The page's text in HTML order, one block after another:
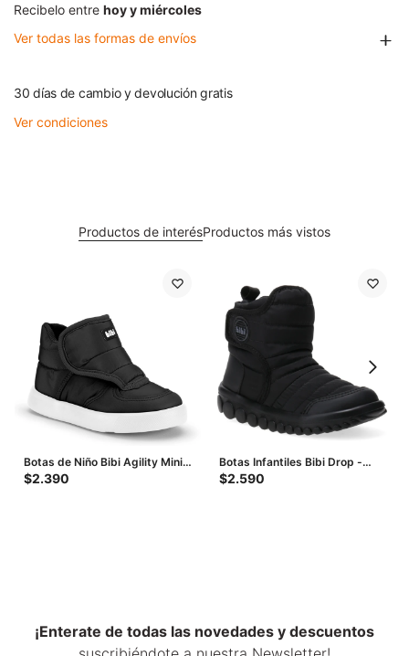
Recibelo entre hoy y miércoles
Ver todas las formas de envíos
30 días de cambio y devolución gratis
Ver condiciones
Productos de interésProductos más vistos
Botas de Niño Bibi Agility Mini
Drop - Negro
$2.390
Botas Infantiles Bibi Drop -
Negro
$2.590
¡Enterate de todas las novedades y descuentos